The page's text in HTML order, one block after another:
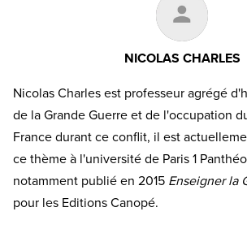
NICOLAS CHARLES
Nicolas Charles est professeur agrégé
de la Grande Guerre et de l'occupation
France durant ce conflit, il est
ce thème à l'université de Paris 1
notamment publié en 2015 Enseigner la
pour les Editions Canopé.